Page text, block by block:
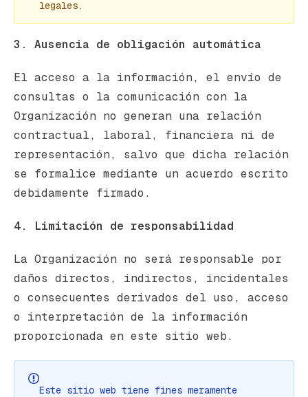
legales.
3. Ausencia de obligación automática
El acceso a la información, el envío de
consultas o la comunicación con la
Organización no generan una relación
contractual, laboral, financiera ni de
representación, salvo que dicha relación
se formalice mediante un acuerdo escrito
debidamente firmado.
4. Limitación de responsabilidad
La Organización no será responsable por
daños directos, indirectos, incidentales
o consecuentes derivados del uso, acceso
o interpretación de la información
proporcionada en este sitio web.
Este sitio web tiene fines meramente